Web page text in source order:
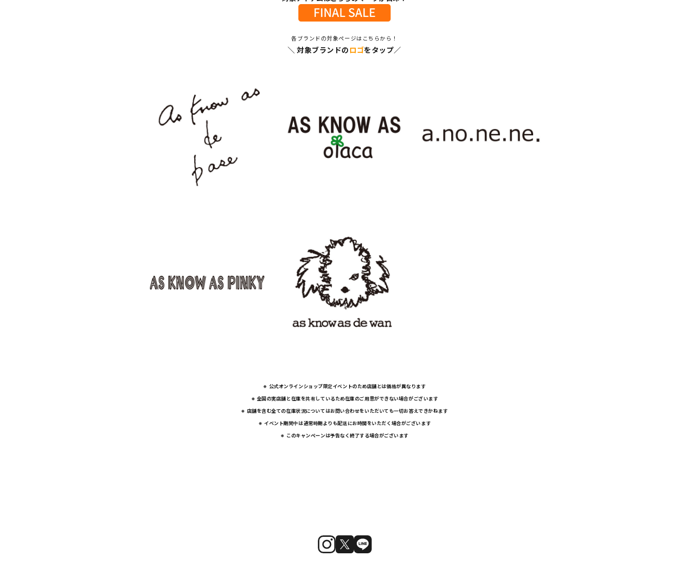
各ブランドの対象ページはこちらから！
＼ 対象ブランドの ロゴをタップ／
※ 公式オンラインショップ限定イベントのため店舗とは価格が異なります
※ 全国の実店舗と在庫を共有しているため在庫のご用意ができない場合がございます
※ 店舗を含む全ての在庫状況についてはお問い合わせをいただいても一切お答えできかねます
※ イベント期間中は通常時期よりも配送にお時間をいただく場合がございます
※ このキャンペーンは予告なく終了する場合がございます